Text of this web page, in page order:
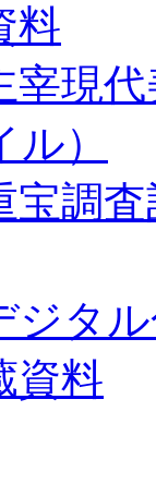
料
宰現
）
宝調
ジタ
資料